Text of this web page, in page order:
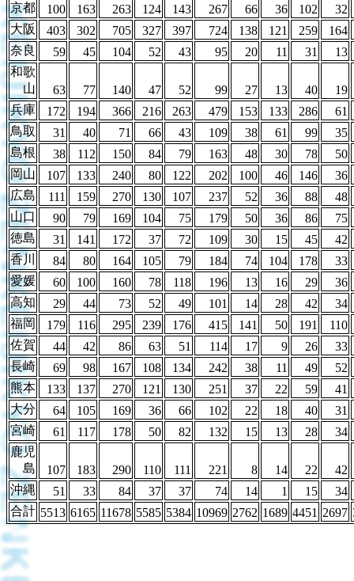
京都
100 163 263 124 143 267 66 36 102
32
大阪
403 302 705 327 397 724 138 121 259
164
奈良
59 45 104 52 43 95 20 11 31
13
和歌
山
63 77 140 47 52 99 27 13 40
19
兵庫
172 194 366 216 263 479 153 133 286
61
鳥取
31 40 71 66 43 109 38 61 99
35
島根
38 112 150 84 79 163 48 30 78
50
岡山
107 133 240 80 122 202 100 46 146
36
広島
111 159 270 130 107 237 52 36 88
48
山口
90 79 169 104 75 179 50 36 86
75
徳島
31 141 172 37 72 109 30 15 45
42
香川
84 80 164 105 79 184 74 104 178
33
愛媛
60 100 160 78 118 196 13 16 29
36
高知
29 44 73 52 49 101 14 28 42
34
福岡
179 116 295 239 176 415 141 50 191
110
佐賀
44 42 86 63 51 114 17 9 26
33
長崎
69 98 167 108 134 242 38 11 49
52
熊本
133 137 270 121 130 251 37 22 59
41
大分
64 105 169 36 66 102 22 18 40
31
宮崎
61 117 178 50 82 132 15 13 28
34
鹿児
島
107 183 290 110 111 221 8 14 22
42
沖縄
51 33 84 37 37 74 14 1 15
34
合計 5513 6165 11678 5585 5384 10969 2762 1689 4451 2697